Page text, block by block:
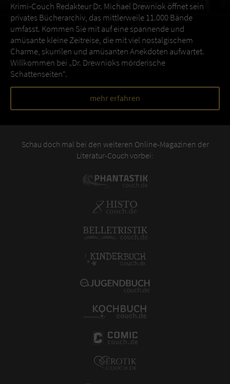
Krimi-Couch Redakteur Dr. Michael Drewniok öffnet sein
privates Bücherarchiv, das mittlerweile 11.000 Bände
umfasst. Kommen Sie mit auf eine spannende und
amüsante kleine Zeitreise, die mit viel nostalgischem
Charme, skurrilen und amüsanten Anekdoten aufwartet.
Willkommen bei „Dr. Drewnioks mörderische
Schattenseiten“.
mehr erfahren
Schau doch mal bei den weiteren Online-Magazinen der
Literatur-Couch vorbei: